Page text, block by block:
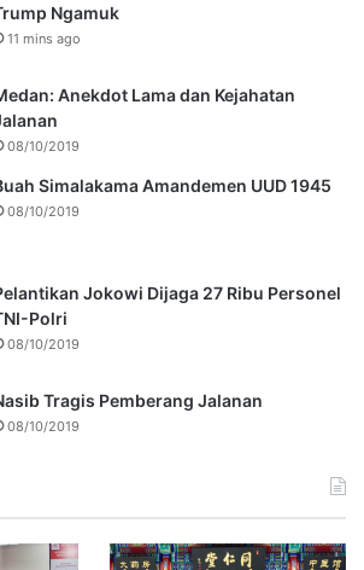
Ngamuk
11 mins ago
Anekdot Lama dan Kejahatan
08/10/2019
Simalakama Amandemen UUD 1945
08/10/2019
Jokowi Dijaga 27 Ribu Personel
Polri
08/10/2019
Tragis Pemberang Jalanan
08/10/2019